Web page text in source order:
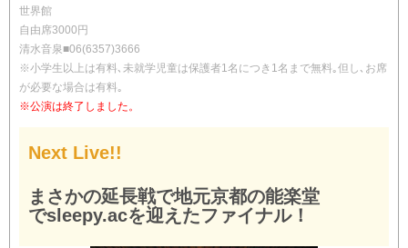
世界館
自由席3000円
清水音泉■06(6357)3666
※小学生以上は有料､未就学児童は保護者1名につき1名まで無料｡但し､お席
が必要な場合は有料｡
※公演は終了しました。
Next Live!!
まさかの延長戦で地元京都の能楽堂
でsleepy.acを迎えたファイナル！